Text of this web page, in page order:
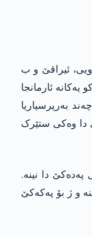
ئیراقێ و ب
ئارمانجا
بەرپرسیاریا
دا وەکی ستێرک
پەدەکێ دا نینە.
و ژ بۆ پەکەکێ